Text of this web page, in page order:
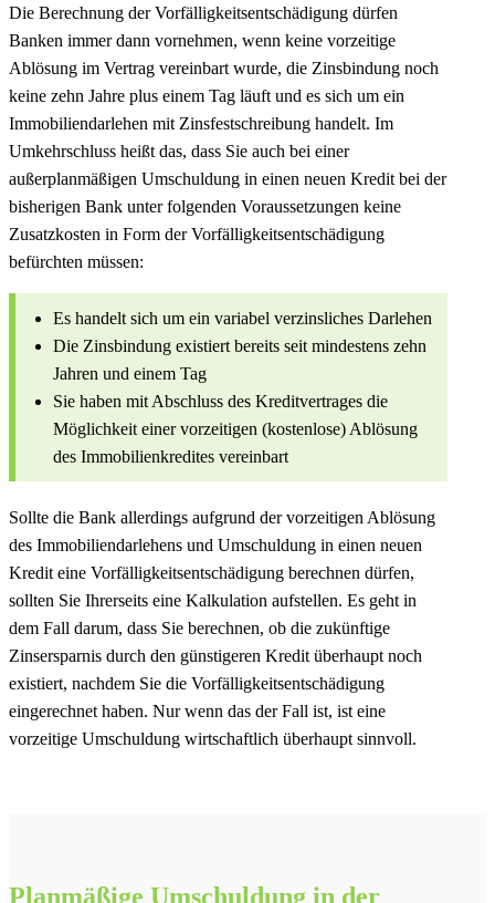
Die Berechnung der Vorfälligkeitsentschädigung dürfen
Banken immer dann vornehmen, wenn keine vorzeitige
Ablösung im Vertrag vereinbart wurde, die Zinsbindung noch
keine zehn Jahre plus einem Tag läuft und es sich um ein
Immobiliendarlehen mit Zinsfestschreibung handelt. Im
Umkehrschluss heißt das, dass Sie auch bei einer
außerplanmäßigen Umschuldung in einen neuen Kredit bei der
bisherigen Bank unter folgenden Voraussetzungen keine
Zusatzkosten in Form der Vorfälligkeitsentschädigung
befürchten müssen:
Es handelt sich um ein variabel verzinsliches Darlehen
Die Zinsbindung existiert bereits seit mindestens zehn
Jahren und einem Tag
Sie haben mit Abschluss des Kreditvertrages die
Möglichkeit einer vorzeitigen (kostenlose) Ablösung
des Immobilienkredites vereinbart
Sollte die Bank allerdings aufgrund der vorzeitigen Ablösung
des Immobiliendarlehens und Umschuldung in einen neuen
Kredit eine Vorfälligkeitsentschädigung berechnen dürfen,
sollten Sie Ihrerseits eine Kalkulation aufstellen. Es geht in
dem Fall darum, dass Sie berechnen, ob die zukünftige
Zinsersparnis durch den günstigeren Kredit überhaupt noch
existiert, nachdem Sie die Vorfälligkeitsentschädigung
eingerechnet haben. Nur wenn das der Fall ist, ist eine
vorzeitige Umschuldung wirtschaftlich überhaupt sinnvoll.
Planmäßige Umschuldung in der